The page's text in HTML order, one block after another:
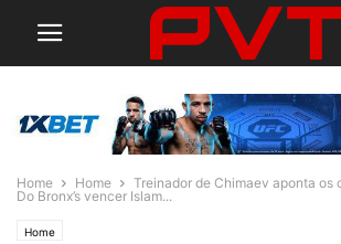
Home Home
Treinador de Chimaev aponta os
Do Bronx’s vencer Islam...
Home